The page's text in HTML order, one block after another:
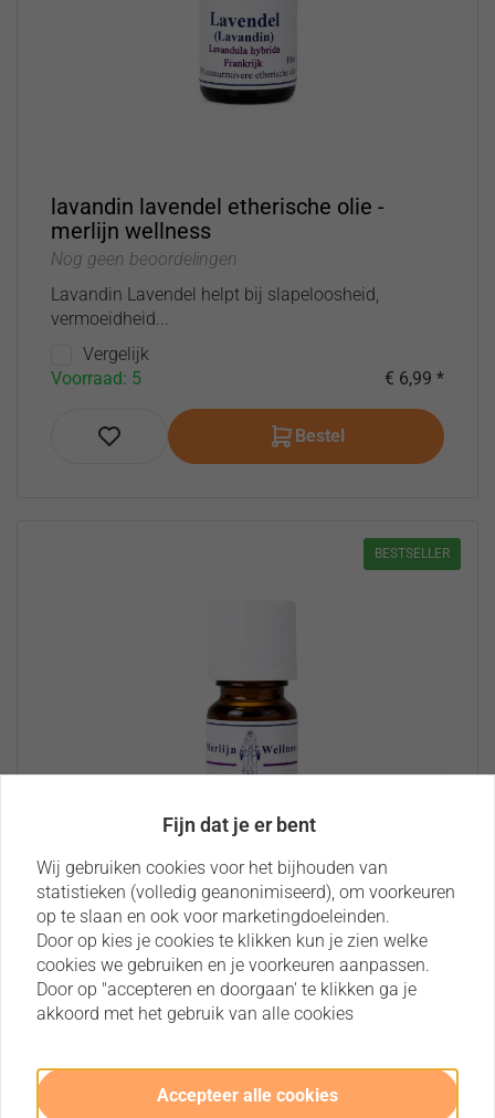
lavandin lavendel etherische olie -
merlijn wellness
Nog geen beoordelingen
Lavandin Lavendel helpt bij slapeloosheid,
vermoeidheid...
Vergelijk
Voorraad: 5
€ 6,99 *
Bestel
BESTSELLER
Lavendel etherische olie (Officinalis) –
Merlijn Wellness
bloemige geur...
Fijn dat je er bent
Wij gebruiken cookies voor het bijhouden van
statistieken (volledig geanonimiseerd), om voorkeuren
op te slaan en ook voor marketingdoeleinden.
Door op kies je cookies te klikken kun je zien welke
cookies we gebruiken en je voorkeuren aanpassen.
Door op "accepteren en doorgaan' te klikken ga je
akkoord met het gebruik van alle cookies
Accepteer alle cookies